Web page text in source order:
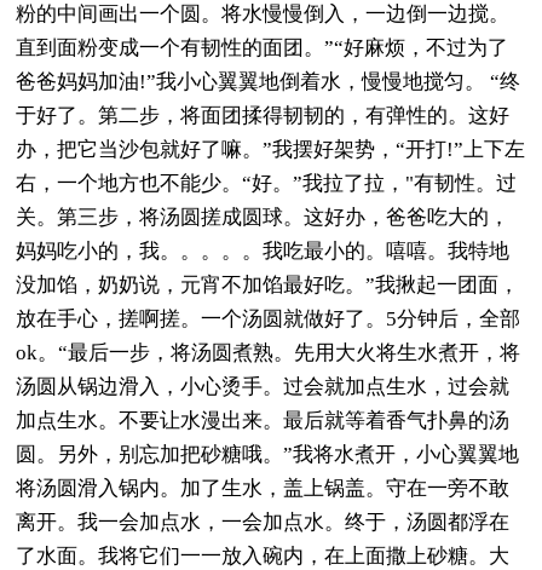
粉的中间画出一个圆。将水慢慢倒入，一边倒一边搅。
直到面粉变成一个有韧性的面团。”“好麻烦，不过为了
爸爸妈妈加油!”我小心翼翼地倒着水，慢慢地搅匀。 “终
于好了。第二步，将面团揉得韧韧的，有弹性的。这好
办，把它当沙包就好了嘛。”我摆好架势，“开打!”上下左
右，一个地方也不能少。“好。”我拉了拉，"有韧性。过
关。第三步，将汤圆搓成圆球。这好办，爸爸吃大的，
妈妈吃小的，我。。。。。我吃最小的。嘻嘻。我特地
没加馅，奶奶说，元宵不加馅最好吃。”我揪起一团面，
放在手心，搓啊搓。一个汤圆就做好了。5分钟后，全部
ok。“最后一步，将汤圆煮熟。先用大火将生水煮开，将
汤圆从锅边滑入，小心烫手。过会就加点生水，过会就
加点生水。不要让水漫出来。最后就等着香气扑鼻的汤
圆。另外，别忘加把砂糖哦。”我将水煮开，小心翼翼地
将汤圆滑入锅内。加了生水，盖上锅盖。守在一旁不敢
离开。我一会加点水，一会加点水。终于，汤圆都浮在
了水面。我将它们一一放入碗内，在上面撒上砂糖。大